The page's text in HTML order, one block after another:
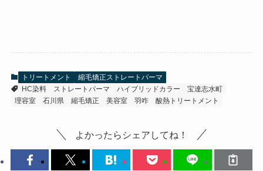
トリートメント
縮毛矯正ストレートパーマ
HC染料
ストレートパーマ ハイブリッドカラー
宝達志水町
理容室
石川県 縮毛矯正 美容室 羽咋 酸熱トリートメント
よかったらシェアしてね！